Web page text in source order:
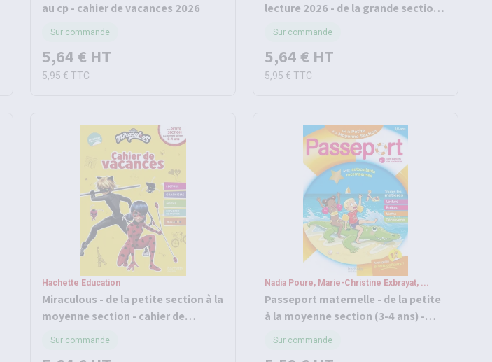
au cp - cahier de vacances 2026
Sur commande
5,64 € HT
5,95 € TTC
lecture 2026 - de la grande section
au cp - dès 5 ans
Sur commande
5,64 € HT
5,95 € TTC
Hachette Education
Miraculous - de la petite section à la
moyenne section - cahier de
vacances 2026
Sur commande
Nadia Poure, Marie-Christine Exbrayat, ...
Passeport maternelle - de la petite
à la moyenne section (3-4 ans) -
cahier de vacances 2026
Sur commande